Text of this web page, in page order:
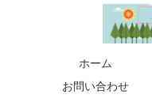
ホーム
お問い合わせ